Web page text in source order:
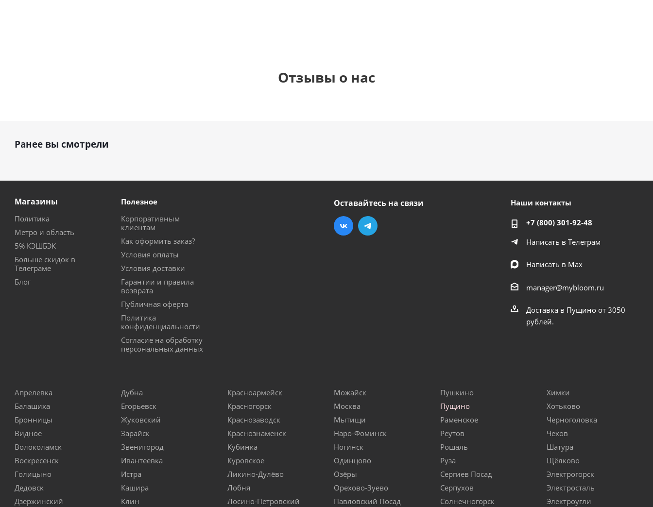
Отзывы о нас
Ранее вы смотрели
Магазины
Политика
Метро и область
5% КЭШБЭК
Больше скидок в
Телеграме
Блог
Полезное
Корпоративным
клиентам
Как оформить заказ?
Условия оплаты
Условия доставки
Гарантии и правила
возврата
Публичная оферта
Политика
конфиденциальности
Согласие на обработку
персональных данных
Оставайтесь на связи Наши контакты
+7 (800) 301-92-48
Написать в Телеграм
Написать в Мах
manager@mybloom.ru
Доставка в Пущино от 3050
рублей.
Апрелевка
Балашиха
Бронницы
Видное
Волоколамск
Воскресенск
Голицыно
Дедовск
Дзержинский
Дубна
Егорьевск
Жуковский
Зарайск
Звенигород
Ивантеевка
Истра
Кашира
Клин
Красноармейск
Красногорск
Краснозаводск
Краснознаменск
Кубинка
Куровское
Ликино-Дулёво
Лобня
Лосино-Петровский
Можайск
Москва
Мытищи
Наро-Фоминск
Ногинск
Одинцово
Озёры
Орехово-Зуево
Павловский Посад
Пушкино
Пущино
Раменское
Реутов
Рошаль
Руза
Сергиев Посад
Серпухов
Солнечногорск
Химки
Хотьково
Черноголовка
Чехов
Шатура
Щёлково
Электрогорск
Электросталь
Электроугли